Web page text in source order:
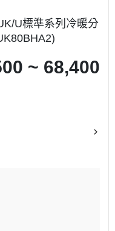
U標準系列冷暖分
~ 68,400